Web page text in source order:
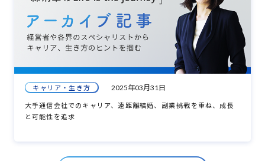
キャリア・生き方 2025年03月31日
大手通信会社でのキャリア、遠距離結婚、副業――挑戦を重ね、成長
と可能性を追求